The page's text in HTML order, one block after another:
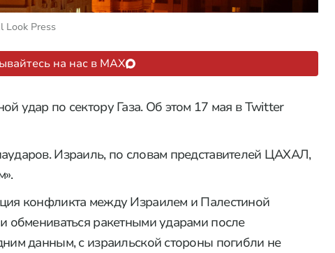
Look Press
на нас в MAX
удар по сектору Газа. Об этом 17 мая в Twitter
Израиль, по словам представителей ЦАХАЛ,
конфликта между Израилем и Палестиной
обмениваться ракетными ударами после
данным, с израильской стороны погибли не